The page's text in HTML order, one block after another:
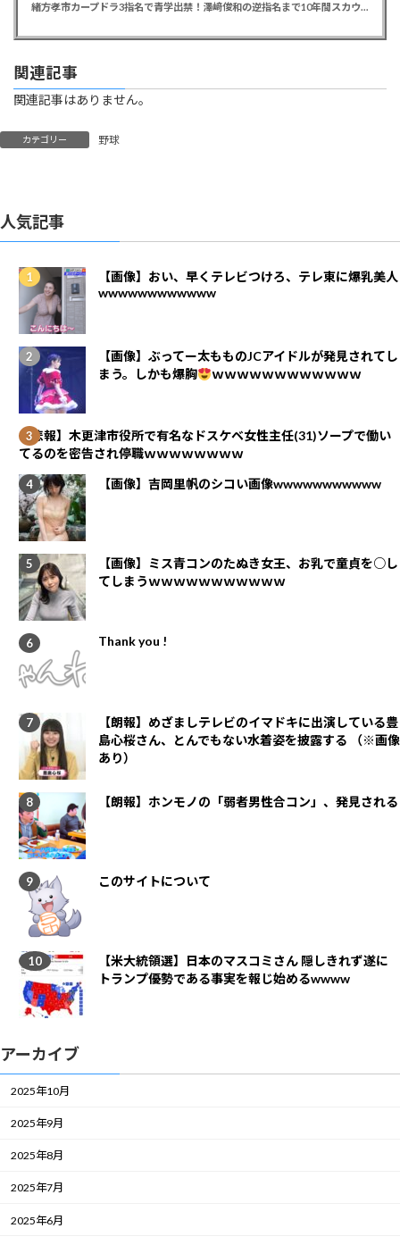
緒方孝市カープドラ3指名で青学出禁！澤﨑俊和の逆指名まで10年間スカウト出禁
関連記事
関連記事はありません。
カテゴリー 野球
人気記事
【画像】おい、早くテレビつけろ、テレ東に爆乳美人
wwwwwwwwwwww
【画像】ぶってー太もものJCアイドルが発見されてし
まう。しかも爆胸
ｗｗｗｗｗｗｗｗｗｗｗｗ
【悲報】木更津市役所で有名なドスケベ女性主任(31)ソープで働い
てるのを密告され停職ｗｗｗｗｗｗｗｗ
【画像】吉岡里帆のシコい画像wwwwwwwwwww
【画像】ミス青コンのたぬき女王、お乳で童貞を○し
てしまうｗｗｗｗｗｗｗｗｗｗｗ
Thank you !
【朗報】めざましテレビのイマドキに出演している豊
島心桜さん、とんでもない水着姿を披露する （※画像
あり）
【朗報】ホンモノの「弱者男性合コン」、発見される
このサイトについて
【米大統領選】日本のマスコミさん 隠しきれず遂に
トランプ優勢である事実を報じ始めるwwww
アーカイブ
2025年10月
2025年9月
2025年8月
2025年7月
2025年6月